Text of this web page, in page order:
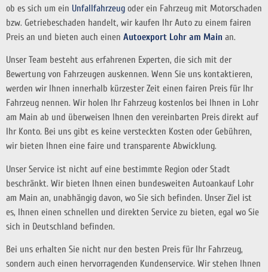
ob es sich um ein Unfallfahrzeug oder ein Fahrzeug mit Motorschaden
bzw. Getriebeschaden handelt, wir kaufen Ihr Auto zu einem fairen
Preis an und bieten auch einen Autoexport Lohr am Main an.
Unser Team besteht aus erfahrenen Experten, die sich mit der
Bewertung von Fahrzeugen auskennen. Wenn Sie uns kontaktieren,
werden wir Ihnen innerhalb kürzester Zeit einen fairen Preis für Ihr
Fahrzeug nennen. Wir holen Ihr Fahrzeug kostenlos bei Ihnen in Lohr
am Main ab und überweisen Ihnen den vereinbarten Preis direkt auf
Ihr Konto. Bei uns gibt es keine versteckten Kosten oder Gebühren,
wir bieten Ihnen eine faire und transparente Abwicklung.
Unser Service ist nicht auf eine bestimmte Region oder Stadt
beschränkt. Wir bieten Ihnen einen bundesweiten Autoankauf Lohr
am Main an, unabhängig davon, wo Sie sich befinden. Unser Ziel ist
es, Ihnen einen schnellen und direkten Service zu bieten, egal wo Sie
sich in Deutschland befinden.
Bei uns erhalten Sie nicht nur den besten Preis für Ihr Fahrzeug,
sondern auch einen hervorragenden Kundenservice. Wir stehen Ihnen